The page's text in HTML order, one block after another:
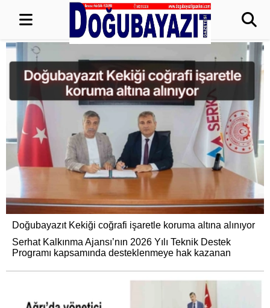
Doğubayazıt Kekiği coğrafi işaretle koruma altına alınıyor
Serhat Kalkınma Ajansı’nın 2026 Yılı Teknik Destek
Programı kapsamında desteklenmeye hak kazanan